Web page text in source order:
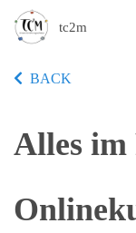
tc2m
BACK
Alles im